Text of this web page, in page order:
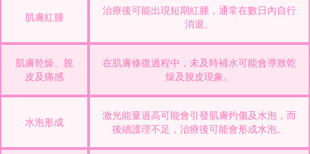
肌膚紅腫
治療後可能出現短期紅腫，通常在數日內自行
消退。
肌膚乾燥、脫
皮及痛感
在肌膚修復過程中，未及時補水可能會導致乾
燥及脫皮現象。
水泡形成
激光能量過高可能會引發肌膚灼傷及水泡，而
後續護理不足，治療後可能會形成水泡。